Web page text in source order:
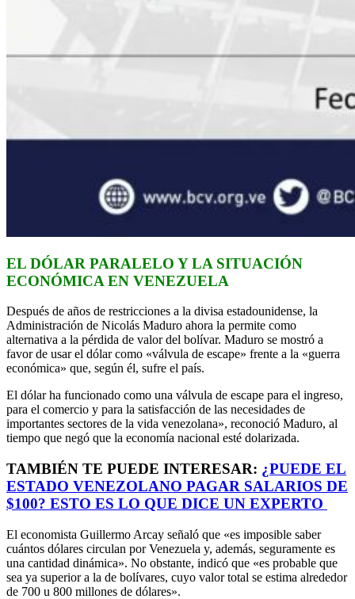
EL DÓLAR PARALELO Y LA SITUACIÓN
ECONÓMICA EN VENEZUELA
Después de años de restricciones a la divisa estadounidense, la
Administración de Nicolás Maduro ahora la permite como
alternativa a la pérdida de valor del bolívar. Maduro se mostró a
favor de usar el dólar como «válvula de escape» frente a la «guerra
económica» que, según él, sufre el país.
El dólar ha funcionado como una válvula de escape para el ingreso,
para el comercio y para la satisfacción de las necesidades de
importantes sectores de la vida venezolana», reconoció Maduro, al
tiempo que negó que la economía nacional esté dolarizada.
TAMBIÉN TE PUEDE INTERESAR: ¿PUEDE EL
ESTADO VENEZOLANO PAGAR SALARIOS DE
$100? ESTO ES LO QUE DICE UN EXPERTO
El economista Guillermo Arcay señaló que «es imposible saber
cuántos dólares circulan por Venezuela y, además, seguramente es
una cantidad dinámica». No obstante, indicó que «es probable que
sea ya superior a la de bolívares, cuyo valor total se estima alrededor
de 700 u 800 millones de dólares».